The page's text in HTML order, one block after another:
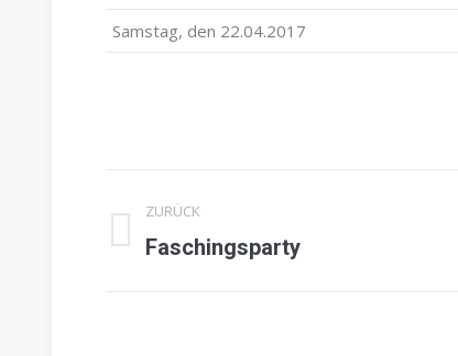
Samstag, den 22.04.2017
Kommentarnavigation
ZURÜCK
Vorheriger
Faschingsparty